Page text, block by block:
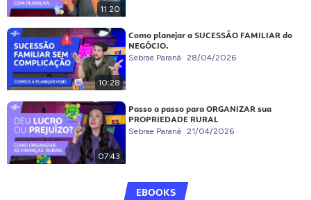
11:20
10:28
Como planejar a SUCESSÃO FAMILIAR do
NEGÓCIO.
Sebrae Paraná 28/04/2026
07:43
Passo a passo para ORGANIZAR sua
PROPRIEDADE RURAL
Sebrae Paraná 21/04/2026
EBOOKS